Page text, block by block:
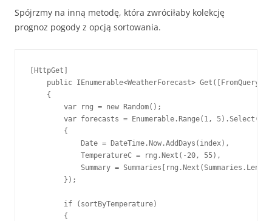
Spójrzmy na inną metodę, która zwróciłaby kolekcję
prognoz pogody z opcją sortowania.
[HttpGet]
public IEnumerable<WeatherForecast>
    {
        var rng = new Random();
var forecasts = Enumerable.Range(1,
        {
            Date = DateTime.Now.AddDays(index),
            TemperatureC = rng.Next(-20, 55),
Summary =
        });
        if (sortByTemperature)
        {